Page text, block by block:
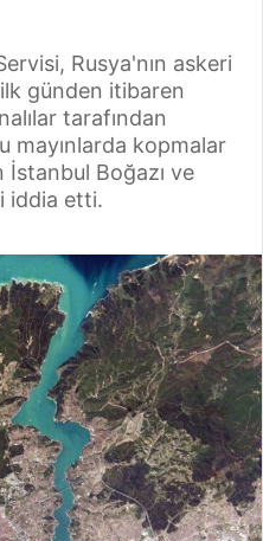
Rusya'nın askeri
günden itibaren
tarafından
mayınlarda kopmalar
İstanbul Boğazı ve
iddia etti.